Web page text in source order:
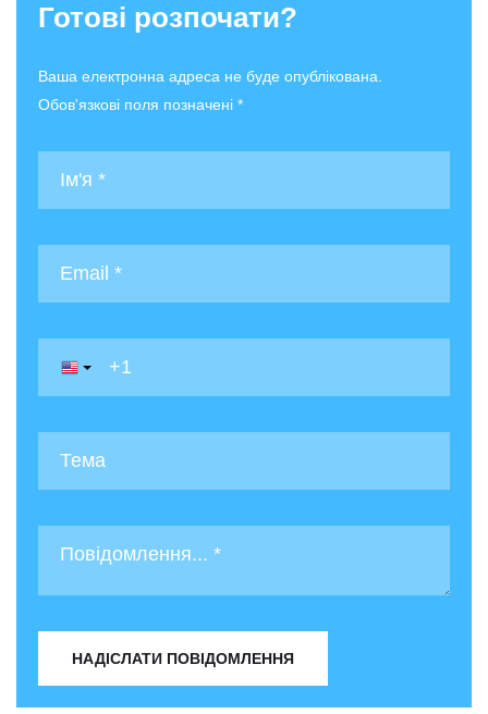
Готові розпочати?
Ваша електронна адреса не буде опублікована.
Обов'язкові поля позначені *
НАДІСЛАТИ ПОВІДОМЛЕННЯ